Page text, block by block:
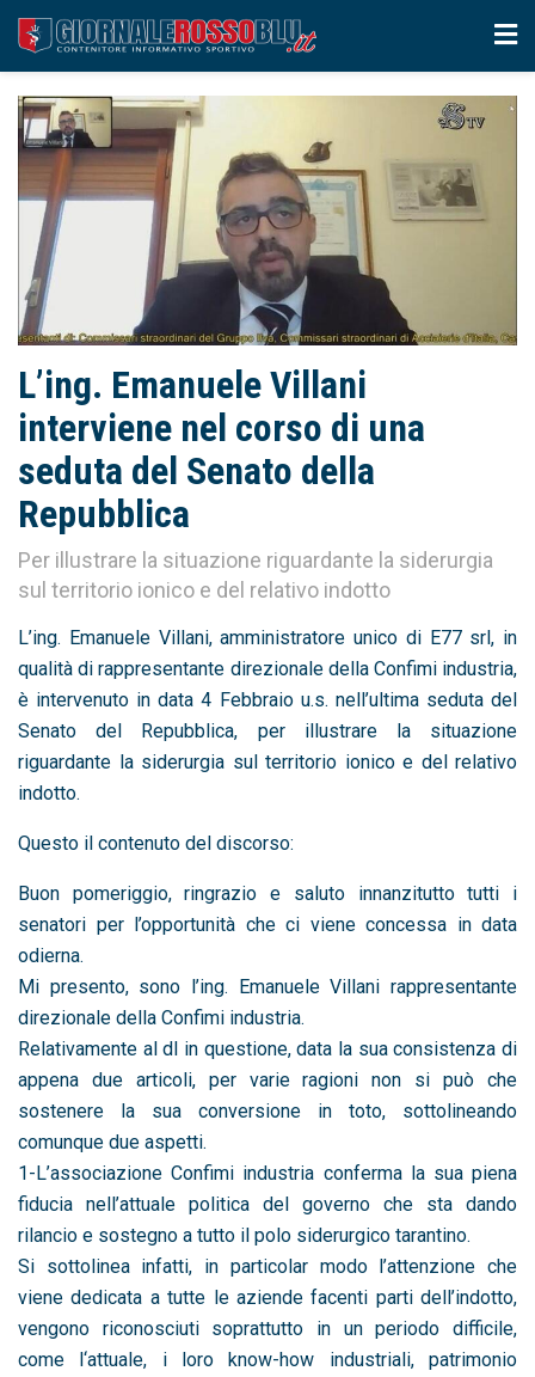
L’ing. Emanuele Villani
interviene nel corso di una
seduta del Senato della
Repubblica
Per illustrare la situazione riguardante la siderurgia
sul territorio ionico e del relativo indotto
L’ing. Emanuele Villani, amministratore unico di E77 srl, in
qualità di rappresentante direzionale della Confimi industria,
è intervenuto in data 4 Febbraio u.s. nell’ultima seduta del
Senato del Repubblica, per illustrare la situazione
riguardante la siderurgia sul territorio ionico e del relativo
indotto.
Questo il contenuto del discorso:
Buon pomeriggio, ringrazio e saluto innanzitutto tutti i
senatori per l’opportunità che ci viene concessa in data
odierna.
Mi presento, sono l’ing. Emanuele Villani rappresentante
direzionale della Confimi industria.
Relativamente al dl in questione, data la sua consistenza di
appena due articoli, per varie ragioni non si può che
sostenere la sua conversione in toto, sottolineando
comunque due aspetti.
1-L’associazione Confimi industria conferma la sua piena
fiducia nell’attuale politica del governo che sta dando
rilancio e sostegno a tutto il polo siderurgico tarantino.
Si sottolinea infatti, in particolar modo l’attenzione che
viene dedicata a tutte le aziende facenti parti dell’indotto,
vengono riconosciuti soprattutto in un periodo difficile,
come l‘attuale, i loro know-how industriali, patrimonio